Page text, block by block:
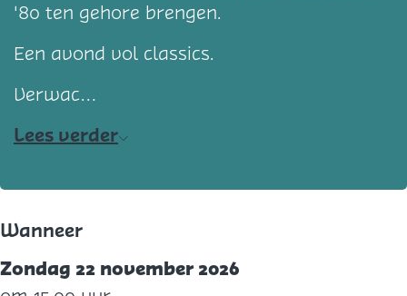
'80 ten gehore brengen.
Een avond vol classics.
Verwac…
Lees verder
Wanneer
Zondag 22 november 2026